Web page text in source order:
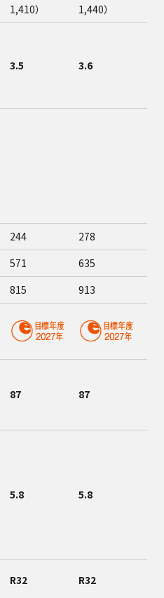
1,410）
1,440）
3.5 3.6
244 278
571 635
815 913
87 87
5.8 5.8
R32 R32